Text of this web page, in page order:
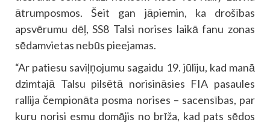
ātrumposmos. Šeit gan jāpiemin, ka drošības
apsvērumu dēļ, SS8 Talsi norises laikā fanu zonas
sēdamvietas nebūs pieejamas.
“Ar patiesu saviļņojumu sagaidu 19. jūliju, kad manā
dzimtajā Talsu pilsētā norisināsies FIA pasaules
rallija čempionāta posma norises – sacensības, par
kuru norisi esmu domājis no brīža, kad pats sēdos